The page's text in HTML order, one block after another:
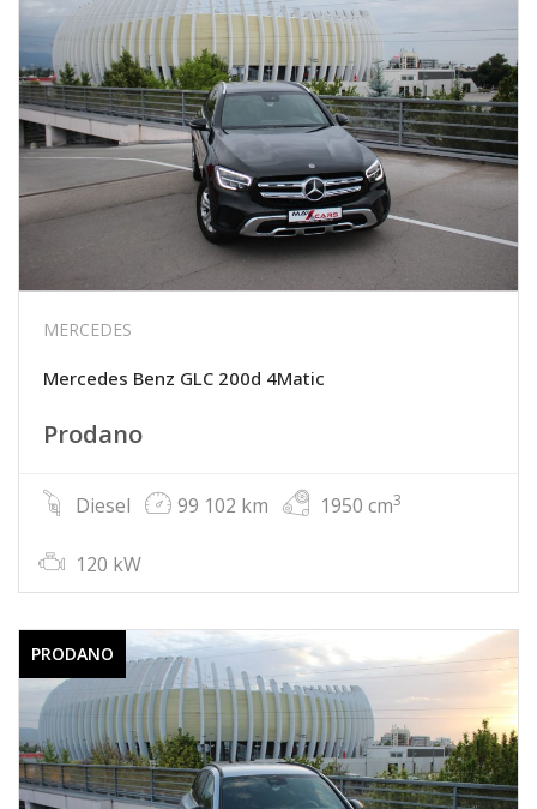
MERCEDES
Mercedes Benz GLC 200d 4Matic
Prodano
Diesel 99 102 km 1950 cm3
120 kW
PRODANO